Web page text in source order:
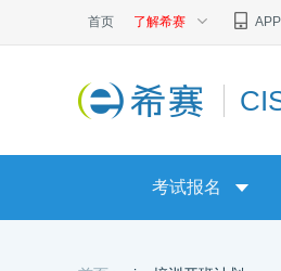
首页 了解希赛 APP
考试报名